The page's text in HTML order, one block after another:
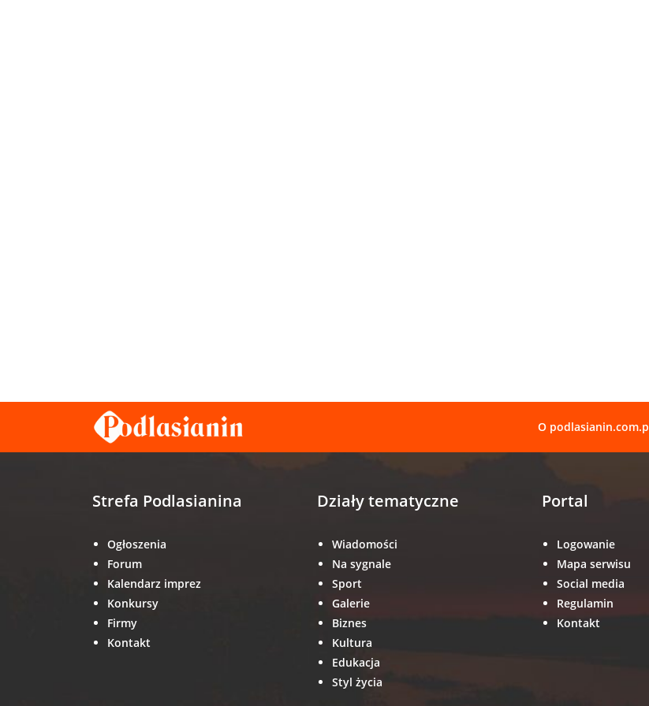
O
Strefa Podlasianina
Ogłoszenia
Forum
Kalendarz imprez
Konkursy
Firmy
Kontakt
Działy tematyczne
Wiadomości
Na sygnale
Sport
Galerie
Biznes
Kultura
Edukacja
Styl życia
Portal
Logowanie
Mapa serwisu
Social media
Regulamin
Kontakt